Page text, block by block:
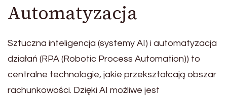
Automatyzacja
Sztuczna inteligencja (systemy AI) i automatyzacja
działań (RPA (Robotic Process Automation)) to
centralne technologie, jakie przekształcają obszar
rachunkowości. Dzięki AI możliwe jest